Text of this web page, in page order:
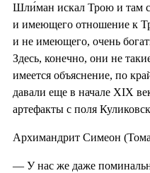
Шли́ман искал Трою и там
и имеющего отношение к
и не имеющего, очень
Здесь, конечно, они не
имеется объяснение, по
давали еще в начале XIX
артефакты с поля
Архимандрит Симеон
— У нас же даже